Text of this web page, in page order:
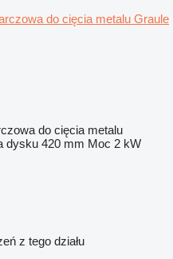
do cięcia metalu Graule
do cięcia metalu
dysku 420 mm Moc 2 kW
z tego działu